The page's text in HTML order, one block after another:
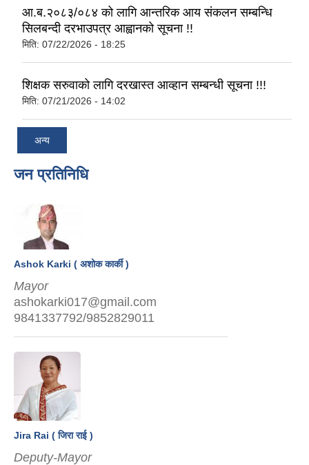
आ.ब.२०८३/०८४ को लागि आन्तरिक आय संकलन सम्बन्धि
सिलबन्दी दरभाउपत्र आह्वानको सूचना !!
मिति: 07/22/2026 - 18:25
शिक्षक सरुवाको लागि दरखास्त आव्हान सम्बन्धी सूचना !!!
मिति: 07/21/2026 - 14:02
अन्य
जन प्रतिनिधि
Ashok Karki ( अशोक कार्की )
Mayor
ashokarki017@gmail.com
9841337792/9852829011
Jira Rai ( जिरा राई )
Deputy-Mayor